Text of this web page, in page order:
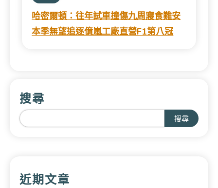
哈密爾頓：往年試車撞傷九周寢食難安
本季無望追逐億嵐工廠直營F1第八冠
搜尋
搜尋
近期文章